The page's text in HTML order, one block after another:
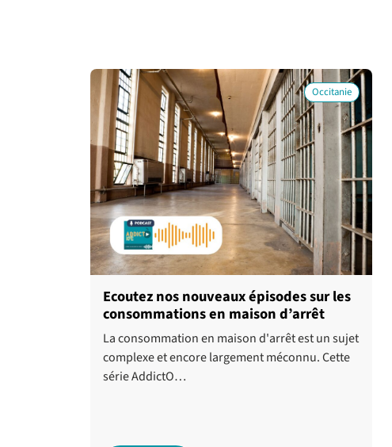
Occitanie
Ecoutez nos nouveaux épisodes sur les
consommations en maison d’arrêt
La consommation en maison d'arrêt est un sujet
complexe et encore largement méconnu. Cette
série AddictO…